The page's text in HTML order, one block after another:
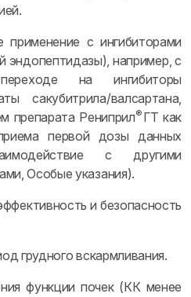
с ингибиторами
эндопептидазы), например, с
на ингибиторы
сакубитрила/валсартана,
препарата Рениприл® ГТ как
первой дозы данных
с другими
Особые указания).
и безопасность
грудного вскармливания.
почек (КК менее